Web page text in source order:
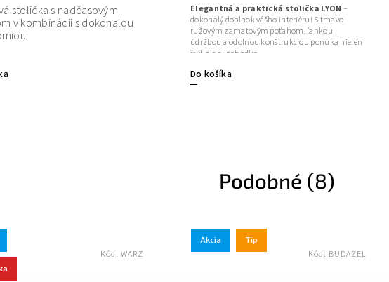
s dokonalou
Elegantná a praktická stolička LYON–
dokonalý doplnok vášho interiéru! S tmavo
ružovým zamatovým poťahom, ľahkou
údržbou a odolnou konštrukciou ponúka nielen
štýl, ale aj pohodlie.
Podobné (8)
Kód: WARZ
Akcia Tip
Kód: BUDAZEL